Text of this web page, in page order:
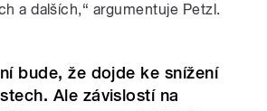
a dalších,“ argumentuje Petzl.
bude, že dojde ke snížení
Ale závislostí na